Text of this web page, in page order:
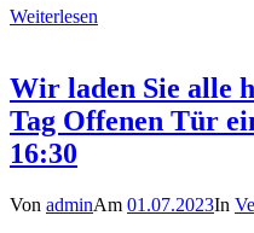
Weiterlesen
Wir laden Sie alle
Tag Offenen Tür
16:30
Von adminAm 01.07.2023In